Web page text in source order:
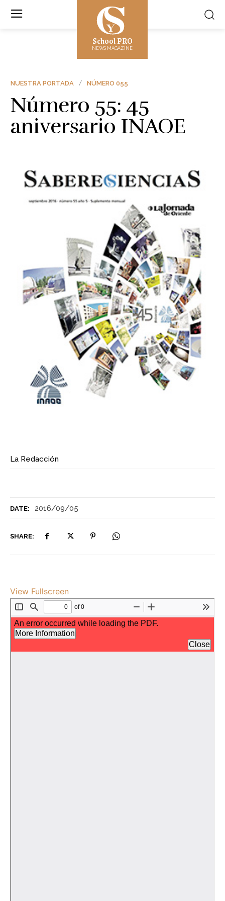
School PRO
NEWS MAGAZINE
DATE: 2016/09/05
SHARE:
NUESTRA PORTADA NÚMERO 055
Número 55: 45
aniversario INAOE
La Redacción
View Fullscreen